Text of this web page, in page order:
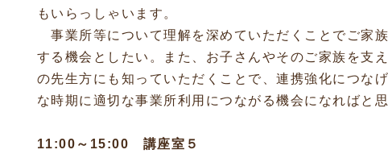
もいらっしゃいます。
事業所等について理解を深めていただくことでご家
する機会としたい。また、お子さんやそのご家族を支
の先生方にも知っていただくことで、連携強化につな
な時期に適切な事業所利用につながる機会になればと思
11:00～15:00 講座室５